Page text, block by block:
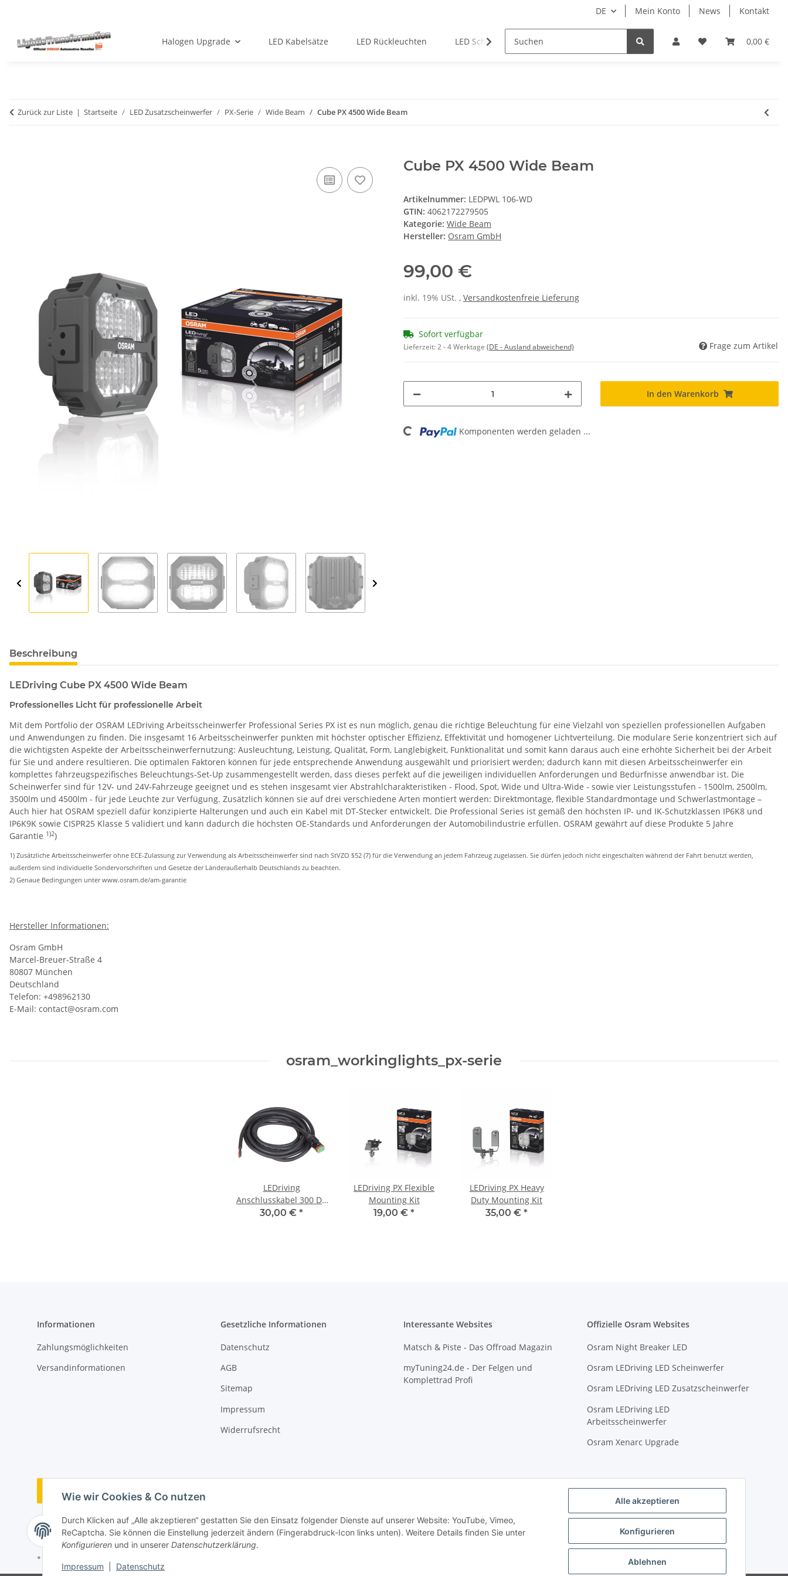
Alle akzeptieren
Konfigurieren
Ablehnen
Wie wir Cookies & Co nutzen
Durch Klicken auf „Alle akzeptieren“ gestatten Sie den Einsatz folgender Dienste auf unserer Website: YouTube, Vimeo,
ReCaptcha. Sie können die Einstellung jederzeit ändern (Fingerabdruck-Icon links unten). Weitere Details finden Sie unter
Konfigurieren und in unserer Datenschutzerklärung.
Impressum Datenschutz
DE Mein Konto News Kontakt
0,00 €
Halogen Upgrade LED Kabelsätze LED Rückleuchten LED Scheinwerfersysteme LED Zusatzscheinwerfer
Zurück zur Liste Startseite LED Zusatzscheinwerfer PX-Serie Wide Beam Cube PX 4500 Wide Beam
Cube PX 4500 Wide Beam
Artikelnummer: LEDPWL 106-WD
GTIN: 4062172279505
Kategorie: Wide Beam
Hersteller: Osram GmbH
99,00 €
inkl. 19% USt. , Versandkostenfreie Lieferung
Sofort verfügbar
Lieferzeit:2 - 4 Werktage (DE - Ausland abweichend) Frage zum Artikel
In den Warenkorb
Loading... Komponenten werden geladen ...
Beschreibung
LEDriving Cube PX 4500 Wide Beam
Professionelles Licht für professionelle Arbeit
Mit dem Portfolio der OSRAM LEDriving Arbeitsscheinwerfer Professional Series PX ist es nun möglich, genau die richtige Beleuchtung für eine Vielzahl von speziellen professionellen Aufgaben
und Anwendungen zu finden. Die insgesamt 16 Arbeitsscheinwerfer punkten mit höchster optischer Effizienz, Effektivität und homogener Lichtverteilung. Die modulare Serie konzentriert sich auf
die wichtigsten Aspekte der Arbeitsscheinwerfernutzung: Ausleuchtung, Leistung, Qualität, Form, Langlebigkeit, Funktionalität und somit kann daraus auch eine erhöhte Sicherheit bei der Arbeit
für Sie und andere resultieren. Die optimalen Faktoren können für jede entsprechende Anwendung ausgewählt und priorisiert werden; dadurch kann mit diesen Arbeitsscheinwerfer ein
komplettes fahrzeugspezifisches Beleuchtungs-Set-Up zusammengestellt werden, dass dieses perfekt auf die jeweiligen individuellen Anforderungen und Bedürfnisse anwendbar ist. Die
Scheinwerfer sind für 12V- und 24V-Fahrzeuge geeignet und es stehen insgesamt vier Abstrahlcharakteristiken - Flood, Spot, Wide und Ultra-Wide - sowie vier Leistungsstufen - 1500lm, 2500lm,
3500lm und 4500lm - für jede Leuchte zur Verfügung. Zusätzlich können sie auf drei verschiedene Arten montiert werden: Direktmontage, flexible Standardmontage und Schwerlastmontage –
Auch hier hat OSRAM speziell dafür konzipierte Halterungen und auch ein Kabel mit DT-Stecker entwickelt. Die Professional Series ist gemäß den höchsten IP- und IK-Schutzklassen IP6K8 und
IP6K9K sowie CISPR25 Klasse 5 validiert und kann dadurch die höchsten OE-Standards und Anforderungen der Automobilindustrie erfüllen. OSRAM gewährt auf diese Produkte 5 Jahre
Garantie 1)2)
1) Zusätzliche Arbeitsscheinwerfer ohne ECE-Zulassung zur Verwendung als Arbeitsscheinwerfer sind nach StVZO §52 (7) für die Verwendung an jedem Fahrzeug zugelassen. Sie dürfen jedoch nicht eingeschalten während der Fahrt benutzt werden,
außerdem sind individuelle Sondervorschriften und Gesetze der Länderaußerhalb Deutschlands zu beachten.
2) Genaue Bedingungen unter www.osram.de/am-garantie
Hersteller Informationen:
Osram GmbH
Marcel-Breuer-Straße 4
80807 München
Deutschland
Telefon: +498962130
E-Mail: contact@osram.com
osram_workinglights_px-serie
LEDriving
Anschlusskabel 300 DT
AX
30,00 € *
LEDriving PX Flexible
Mounting Kit
19,00 € *
LEDriving PX Heavy
Duty Mounting Kit
35,00 € *
Informationen
Zahlungsmöglichkeiten
Versandinformationen
Gesetzliche Informationen
Datenschutz
AGB
Sitemap
Impressum
Widerrufsrecht
Interessante Websites
Matsch & Piste - Das Offroad Magazin
myTuning24.de - Der Felgen und
Komplettrad Profi
Offizielle Osram Websites
Osram Night Breaker LED
Osram LEDriving LED Scheinwerfer
Osram LEDriving LED Zusatzscheinwerfer
Osram LEDriving LED
Arbeitsscheinwerfer
Osram Xenarc Upgrade
Vertrag widerrufen
* Alle Preise inkl. gesetzlicher USt., zzgl.